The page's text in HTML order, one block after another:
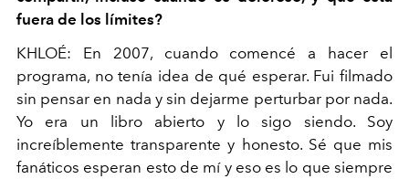
fuera de los límites?
KHLOÉ: En 2007, cuando comencé a hacer el
programa, no tenía idea de qué esperar. Fui filmado
sin pensar en nada y sin dejarme perturbar por nada.
Yo era un libro abierto y lo sigo siendo. Soy
increíblemente transparente y honesto. Sé que mis
fanáticos esperan esto de mí y eso es lo que siempre